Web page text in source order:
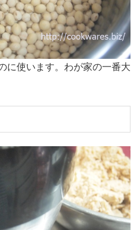
に使います。わが家の一番大